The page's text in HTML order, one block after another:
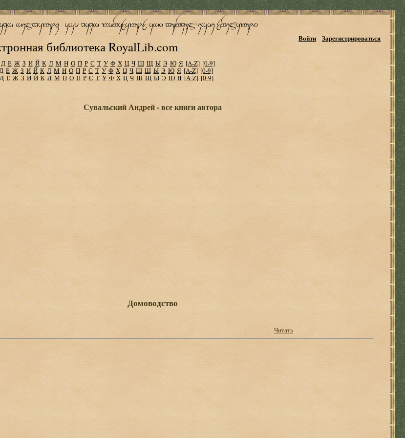
библиотека RoyalLib.com
Войти Зарегистрироваться
Д Е Ж З И Й К Л М Н О П Р С Т У Ф Х Ц Ч Ш Щ Ы Э Ю Я [A-Z] [0-9]
Е Ж З И Й К Л М Н О П Р С Т У Ф Х Ц Ч Ш Щ Ы Э Ю Я [A-Z] [0-9]
Д Е Ж З И Й К Л М Н О П Р С Т У Ф Х Ц Ч Ш Щ Ы Э Ю Я [A-Z] [0-9]
Сувальский Андрей - все книги автора
Домоводство
Читать